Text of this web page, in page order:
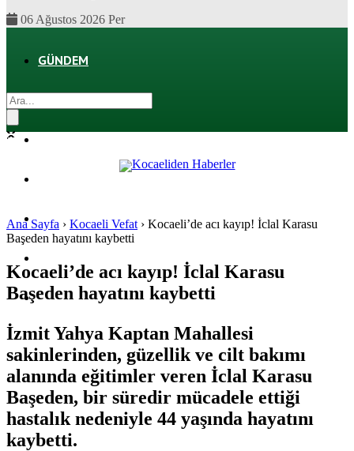
06 Ağustos 2026 Per
GÜNDEM
SPOR
SAĞLIK
Ana Sayfa › Kocaeli Vefat › Kocaeli’de acı kayıp! İclal Karasu
Başeden hayatını kaybetti
Kocaeli’de acı kayıp! İclal Karasu
Başeden hayatını kaybetti
İzmit Yahya Kaptan Mahallesi
sakinlerinden, güzellik ve cilt bakımı
alanında eğitimler veren İclal Karasu
Başeden, bir süredir mücadele ettiği
hastalık nedeniyle 44 yaşında hayatını
kaybetti.